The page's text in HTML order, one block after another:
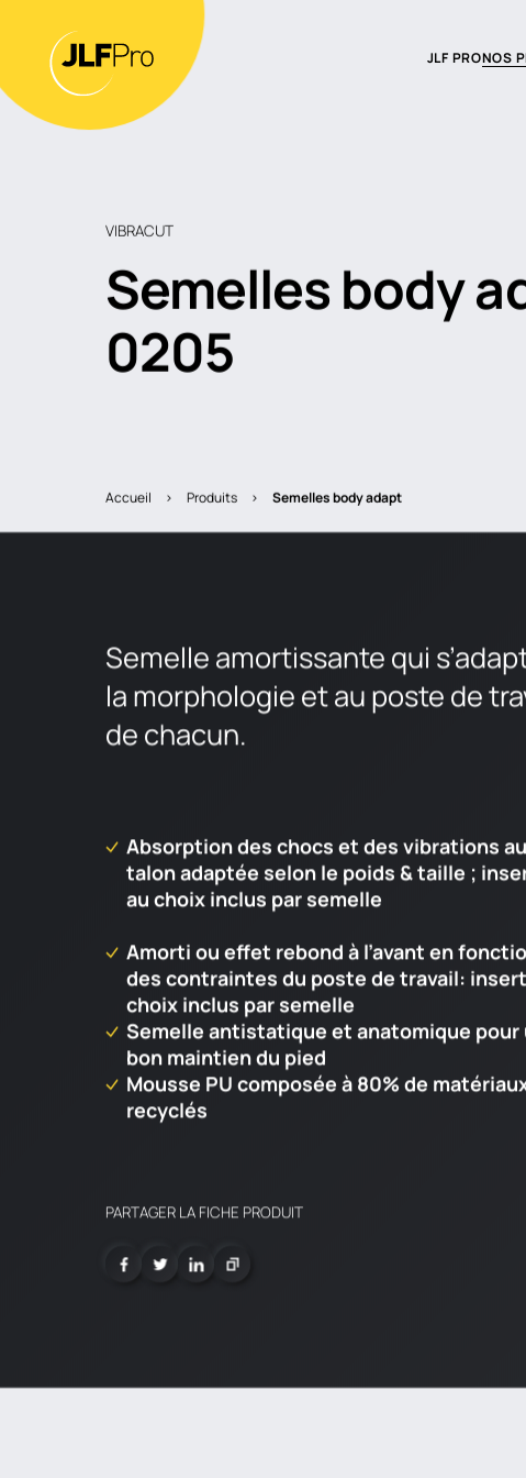
JLF PRONOS
VIBRACUT
Semelles body
0205
Accueil > Produits > semelles body adapt
Semelle amortissante qui
la morphologie et au poste de
de chacun.
Absorption des chocs et des vibrations au
talon adaptée selon le poids & taille ;
au choix inclus par semelle
Amorti ou effet rebond à l’avant en
des contraintes du poste de travail:
choix inclus par semelle
Semelle antistatique et anatomique pour
bon maintien du pied
Mousse PU composée à 80% de
recyclés​
PARTAGER LA FICHE PRODUIT